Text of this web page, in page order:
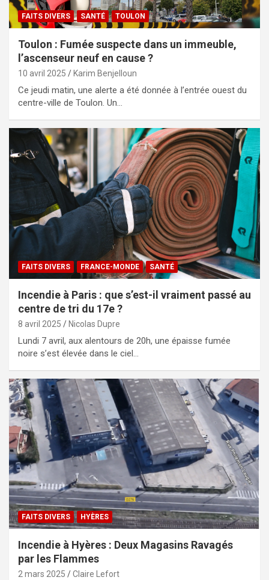
FAITS DIVERS SANTÉ TOULON
Toulon : Fumée suspecte dans un immeuble,
l’ascenseur neuf en cause ?
10 avril 2025 Karim Benjelloun
Ce jeudi matin, une alerte a été donnée à l’entrée ouest du
centre-ville de Toulon. Un…
FAITS DIVERS FRANCE-MONDE SANTÉ
Incendie à Paris : que s’est-il vraiment passé au
centre de tri du 17e ?
8 avril 2025 Nicolas Dupre
Lundi 7 avril, aux alentours de 20h, une épaisse fumée
noire s’est élevée dans le ciel…
FAITS DIVERS HYÈRES
Incendie à Hyères : Deux Magasins Ravagés
par les Flammes
2 mars 2025 Claire Lefort